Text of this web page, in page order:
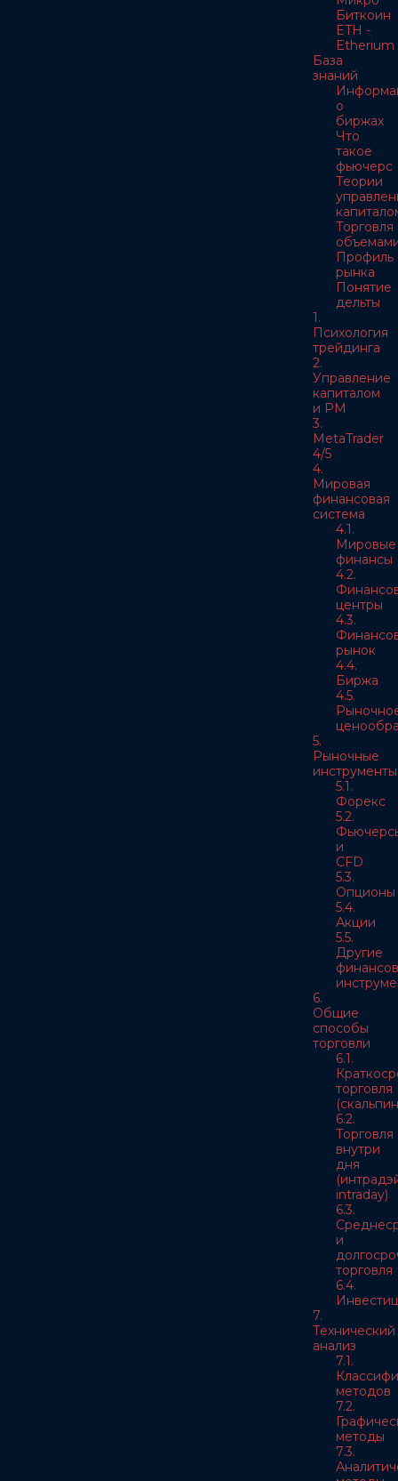
Биткоин
ETH -
Etherium
База
знаний
о
биржах
Что
такое
фьючерс
Теории
Торговля
Профиль
рынка
Понятие
дельты
1.
Психология
трейдинга
2.
Управление
капиталом
и РМ
3.
MetaTrader
4/5
4.
Мировая
финансовая
система
4.1.
Мировые
финансы
4.2.
центры
4.3.
рынок
4.4.
Биржа
4.5.
5.
Рыночные
инструменты
5.1.
Форекс
5.2.
и
CFD
5.3.
Опционы
5.4.
Акции
5.5.
Другие
6.
Общие
способы
торговли
6.1.
торговля
6.2.
Торговля
внутри
дня
intraday)
6.3.
и
торговля
6.4.
7.
Технический
анализ
7.1.
методов
7.2.
методы
7.3.